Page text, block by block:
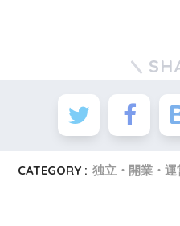
CATEGORY : 独立・開業・運